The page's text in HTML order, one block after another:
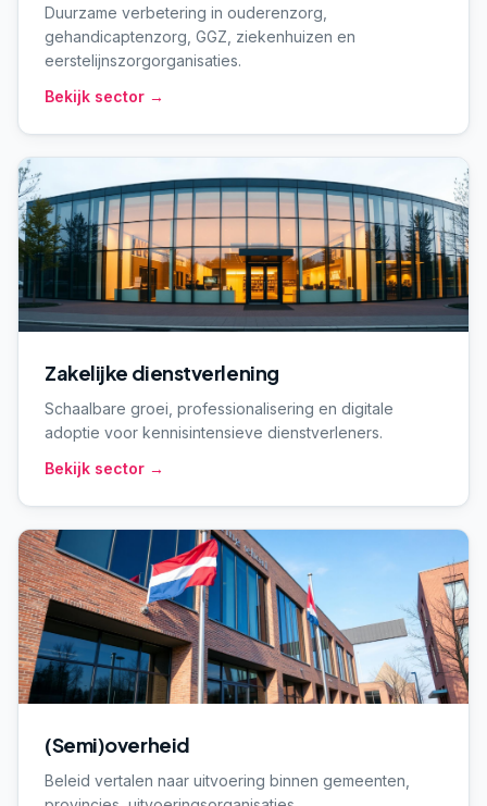
Duurzame verbetering in ouderenzorg,
gehandicaptenzorg, GGZ, ziekenhuizen en
eerstelijnszorgorganisaties.
Bekijk sector →
Zakelijke dienstverlening
Schaalbare groei, professionalisering en digitale
adoptie voor kennisintensieve dienstverleners.
Bekijk sector →
(Semi)overheid
Beleid vertalen naar uitvoering binnen gemeenten,